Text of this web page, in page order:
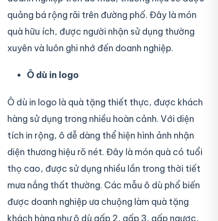
quảng bá rộng rãi trên đường phố. Đây là món
quà hữu ích, được người nhận sử dụng thường
xuyên và luôn ghi nhớ đến doanh nghiệp.
Ô dù in logo
Ô dù in logo là quà tặng thiết thực, được khách
hàng sử dụng trong nhiều hoàn cảnh. Với diện
tích in rộng, ô dễ dàng thể hiện hình ảnh nhận
diện thương hiệu rõ nét. Đây là món quà có tuổi
thọ cao, được sử dụng nhiều lần trong thời tiết
mưa nắng thất thường. Các mẫu ô dù phổ biến
được doanh nghiệp ưa chuộng làm quà tặng
khách hàng như ô dù gấp 2, gấp 3, gấp ngược,